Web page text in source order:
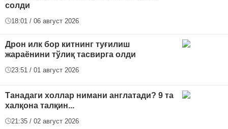
солди
18:01 / 06 август 2026
Дрон илк бор китнинг туғилиш
жараёнини тўлиқ тасвирга олди
23:51 / 01 август 2026
Танадаги холлар нимани англатади? 9 та
халқона талқин...
21:35 / 02 август 2026